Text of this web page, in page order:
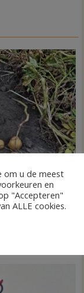
voor
deze zomer laat
om u de meest
en
"Accepteren"
ALLE cookies.